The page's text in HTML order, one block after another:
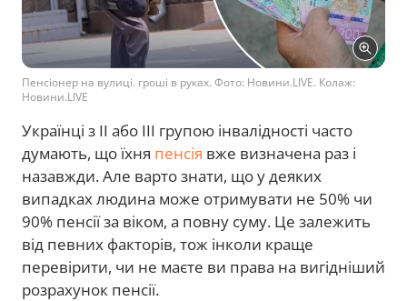
Пенсіонер на вулиці. гроші в руках. Фото: Новини.LIVE. Колаж:
Новини.LIVE
Українці з II або III групою інвалідності часто
думають, що їхня пенсія вже визначена раз і
назавжди. Але варто знати, що у деяких
випадках людина може отримувати не 50% чи
90% пенсії за віком, а повну суму. Це залежить
від певних факторів, тож інколи краще
перевірити, чи не маєте ви права на вигідніший
розрахунок пенсії.